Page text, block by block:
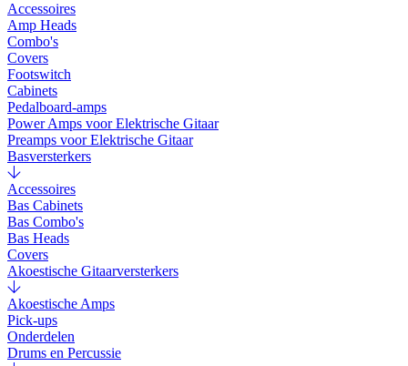
Accessoires
Amp Heads
Combo's
Covers
Footswitch
Cabinets
Pedalboard-amps
Power Amps voor Elektrische Gitaar
Preamps voor Elektrische Gitaar
Basversterkers
Accessoires
Bas Cabinets
Bas Combo's
Bas Heads
Covers
Akoestische Gitaarversterkers
Akoestische Amps
Pick-ups
Onderdelen
Drums en Percussie